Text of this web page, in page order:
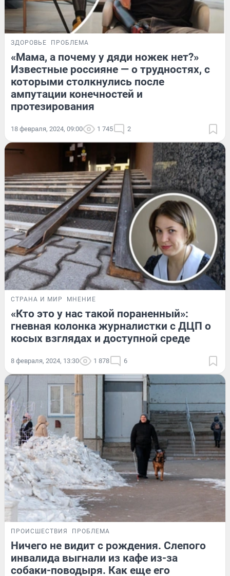
ЗДОРОВЬЕ ПРОБЛЕМА
«Мама, а почему у дяди ножек нет?»
Известные россияне — о трудностях, с
которыми столкнулись после
ампутации конечностей и
протезирования
18 февраля, 2024, 09:00 1 745 2
СТРАНА И МИР МНЕНИЕ
«Кто это у нас такой пораненный»:
гневная колонка журналистки с ДЦП о
косых взглядах и доступной среде
8 февраля, 2024, 13:30 1 878 6
ПРОИСШЕСТВИЯ ПРОБЛЕМА
Ничего не видит с рождения. Слепого
инвалида выгнали из кафе из-за
собаки-поводыря. Как еще его